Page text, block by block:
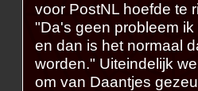
voor PostNL hoefde te
"Da's geen probleem
en dan is het normaal
worden." Uiteindelijk
om van Daantjes